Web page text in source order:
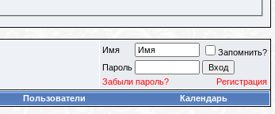
Имя
Запомнить?
Пароль
Забыли пароль?
Регистрация
Пользователи Календарь